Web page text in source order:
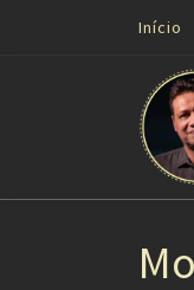
Skip to contentInício